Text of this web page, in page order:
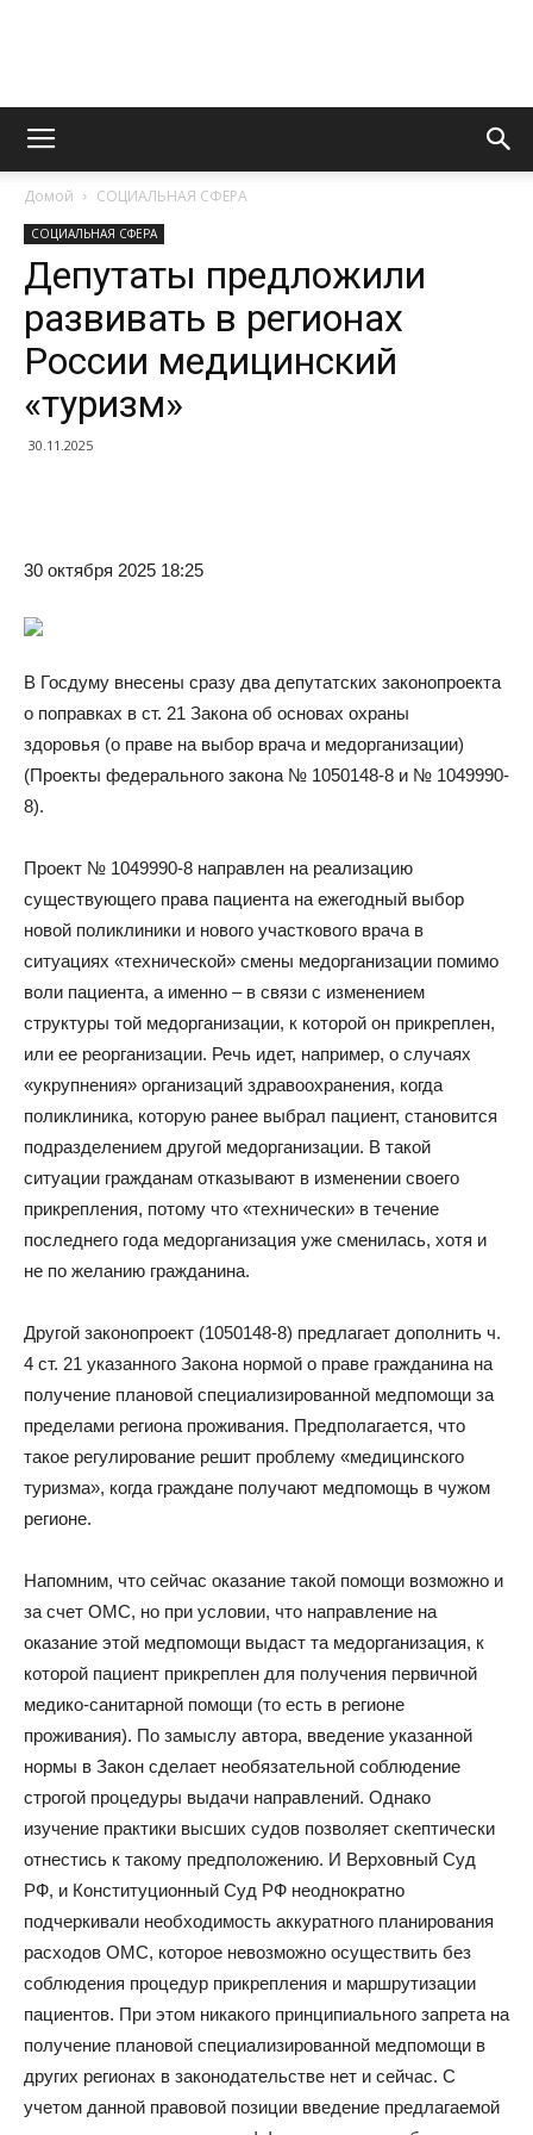
Информационно
портал
Домой СОЦИАЛЬНАЯ СФЕРА
СОЦИАЛЬНАЯ СФЕРА
Депутаты предложили
развивать в регионах
России медицинский
«туризм»
30.11.2025
30 октября 2025 18:25
В Госдуму внесены сразу два депутатских законопроекта
о поправках в ст. 21 Закона об основах охраны
здоровья (о праве на выбор врача и медорганизации)
(Проекты федерального закона № 1050148-8 и № 1049990-
8).
Проект № 1049990-8 направлен на реализацию
существующего права пациента на ежегодный выбор
новой поликлиники и нового участкового врача в
ситуациях «технической» смены медорганизации помимо
воли пациента, а именно – в связи с изменением
структуры той медорганизации, к которой он прикреплен,
или ее реорганизации. Речь идет, например, о случаях
«укрупнения» организаций здравоохранения, когда
поликлиника, которую ранее выбрал пациент, становится
подразделением другой медорганизации. В такой
ситуации гражданам отказывают в изменении своего
прикрепления, потому что «технически» в течение
последнего года медорганизация уже сменилась, хотя и
не по желанию гражданина.
Другой законопроект (1050148-8) предлагает дополнить ч.
4 ст. 21 указанного Закона нормой о праве гражданина на
получение плановой специализированной медпомощи за
пределами региона проживания. Предполагается, что
такое регулирование решит проблему «медицинского
туризма», когда граждане получают медпомощь в чужом
регионе.
Напомним, что сейчас оказание такой помощи возможно и
за счет ОМС, но при условии, что направление на
оказание этой медпомощи выдаст та медорганизация, к
которой пациент прикреплен для получения первичной
медико-санитарной помощи (то есть в регионе
проживания). По замыслу автора, введение указанной
нормы в Закон сделает необязательной соблюдение
строгой процедуры выдачи направлений. Однако
изучение практики высших судов позволяет скептически
отнестись к такому предположению. И Верховный Суд
РФ, и Конституционный Суд РФ неоднократно
подчеркивали необходимость аккуратного планирования
расходов ОМС, которое невозможно осуществить без
соблюдения процедур прикрепления и маршрутизации
пациентов. При этом никакого принципиального запрета на
получение плановой специализированной медпомощи в
других регионах в законодательстве нет и сейчас. С
учетом данной правовой позиции введение предлагаемой